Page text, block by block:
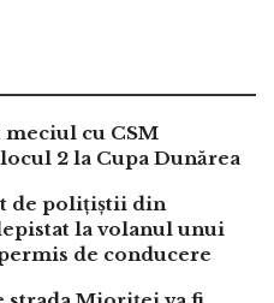
cu CSM
2 la Cupa Dunărea
de polițiștii din
la volanul unui
de conducere